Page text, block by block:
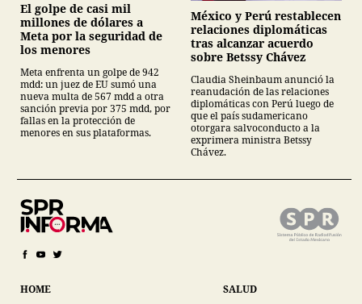
El golpe de casi mil
millones de dólares a
Meta por la seguridad de
los menores
Meta enfrenta un golpe de 942
mdd: un juez de EU sumó una
nueva multa de 567 mdd a otra
sanción previa por 375 mdd, por
fallas en la protección de
menores en sus plataformas.
México y Perú restablecen
relaciones diplomáticas
tras alcanzar acuerdo
sobre Betssy Chávez
Claudia Sheinbaum anunció la
reanudación de las relaciones
diplomáticas con Perú luego de
que el país sudamericano
otorgara salvoconducto a la
exprimera ministra Betssy
Chávez.
HOME SALUD